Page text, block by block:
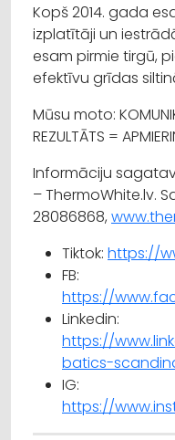
Kopš 2014. gada
izplatītāji un
esam pirmie tirgū,
efektīvu grīdas
Mūsu moto:
REZULTĀTS =
Informāciju
– ThermoWhite.lv.
28086868,
Tiktok: https://
FB:
https://
Linkedin:
https://
batics-
IG:
https://